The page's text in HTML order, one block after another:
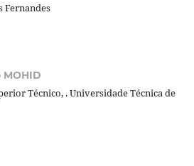
Fernandes
MOHID
Técnico, . Universidade Técnica de